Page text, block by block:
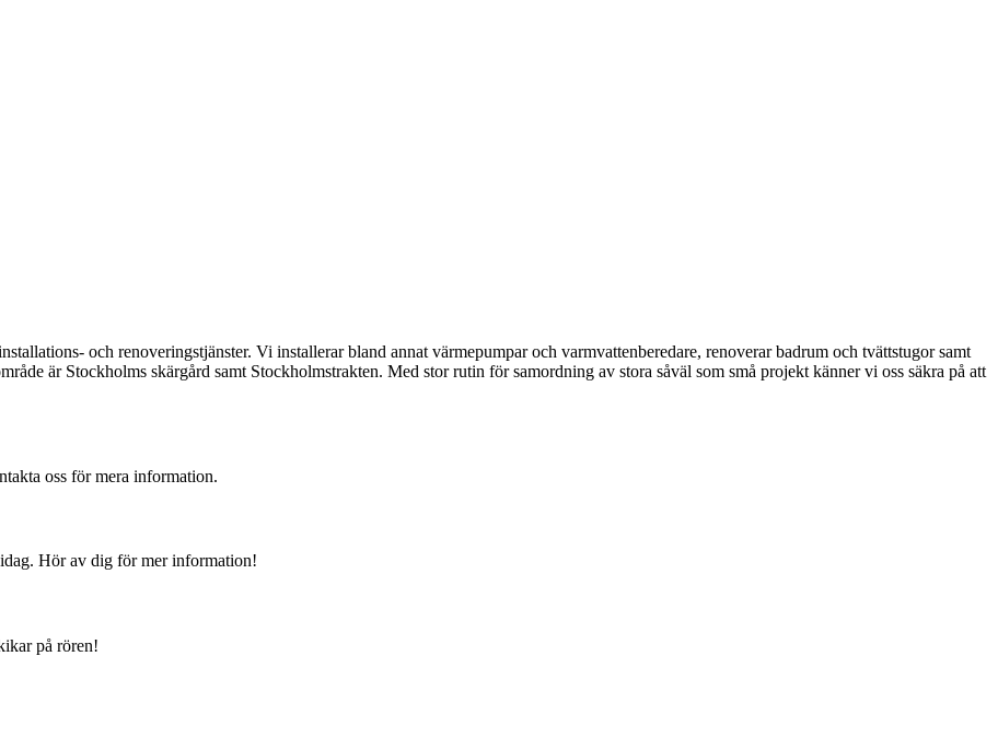
och renoveringstjänster. Vi installerar bland annat värmepumpar och varmvattenberedare, renoverar badrum och tvättstugor samt
är Stockholms skärgård samt Stockholmstrakten. Med stor rutin för samordning av stora såväl som små projekt känner vi oss säkra på att
oss för mera information.
Hör av dig för mer information!
på rören!